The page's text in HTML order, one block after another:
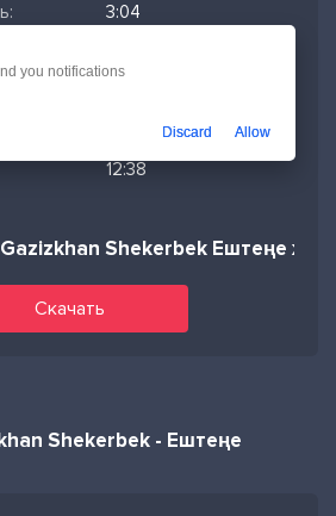
3:04
12:38
Shekerbek Ештеңе
Скачать
Shekerbek - Ештеңе
you notifications
Discard Allow